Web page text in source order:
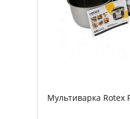
Мультиварка Rotex